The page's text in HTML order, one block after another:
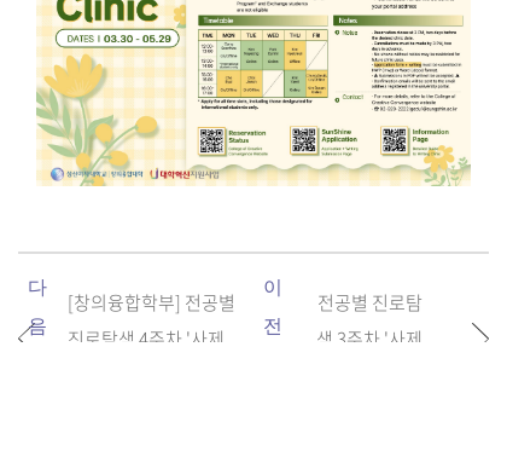
다
음
[창의융합학부] 전공별
진로탐색 4주차 '사제
이
전
전공별 진로탐
색 3주차 '사제